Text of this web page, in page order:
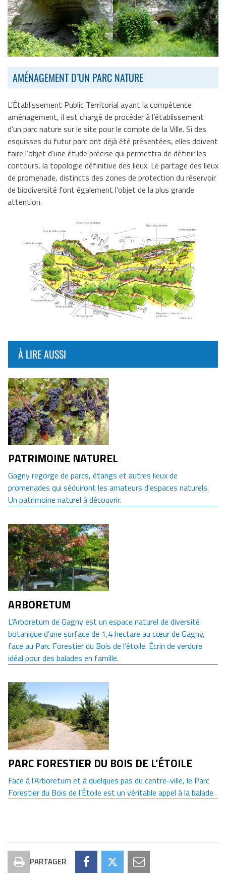
AMÉNAGEMENT D’UN PARC NATURE
L’Établissement Public Territorial ayant la compétence
aménagement, il est chargé de procéder à l’établissement
d’un parc nature sur le site pour le compte de la Ville. Si des
esquisses du futur parc ont déjà été présentées, elles doivent
faire l’objet d’une étude précise qui permettra de définir les
contours, la topologie définitive des lieux. Le partage des lieux
de promenade, distincts des zones de protection du réservoir
de biodiversité font également l’objet de la plus grande
attention.
À LIRE AUSSI
PATRIMOINE NATUREL
Gagny regorge de parcs, étangs et autres lieux de
promenades qui séduiront les amateurs d'espaces naturels.
Un patrimoine naturel à découvrir.
ARBORETUM
L’Arboretum de Gagny est un espace naturel de diversité
botanique d’une surface de 1,4 hectare au cœur de Gagny,
face au Parc Forestier du Bois de l’étoile. Écrin de verdure
idéal pour des balades en famille.
PARC FORESTIER DU BOIS DE L’ÉTOILE
Face à l’Arboretum et à quelques pas du centre-ville, le Parc
Forestier du Bois de l’Étoile est un véritable appel à la balade.
Imprimer
PARTAGER
PartagerPartagerPartager